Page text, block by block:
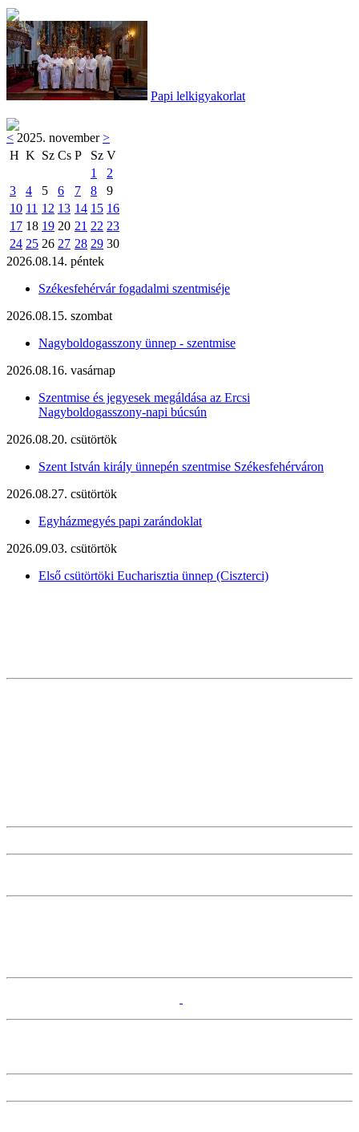
Papi lelkigyakorlat
< 2025. november>
H K Sz Cs P Sz V
1
2
3
4 5 6 7 8
9
10 11 12 13 14 15 16
17 18 19 20 21 22 23
24 25 26 27 28 29 30
2026.08.14. péntek
Székesfehérvár fogadalmi szentmiséje
2026.08.15. szombat
Nagyboldogasszony ünnep - szentmise
2026.08.16. vasárnap
Szentmise és jegyesek megáldása az Ercsi
Nagyboldogasszony-napi búcsún
2026.08.20. csütörtök
Szent István király ünnepén szentmise Székesfehérváron
2026.08.27. csütörtök
Egyházmegyés papi zarándoklat
2026.09.03. csütörtök
Első csütörtöki Eucharisztia ünnep (Ciszterci)